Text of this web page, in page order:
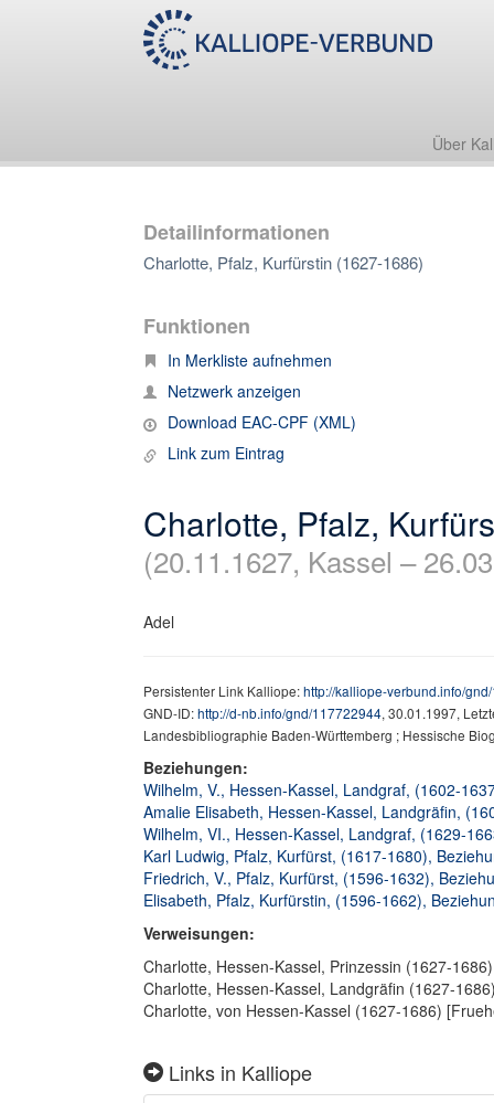
Über
Detailinformationen
Charlotte, Pfalz, Kurfürstin (1627-1686)
Funktionen
In Merkliste aufnehmen
Netzwerk anzeigen
Download EAC-CPF (XML)
Link zum Eintrag
Charlotte, Pfalz,
(20.11.1627, Kassel –
Adel
Persistenter Link Kalliope:http://kalliope-verbund.info/
GND-ID:http://d-nb.info/gnd/117722944, 30.01.1997,
Landesbibliographie Baden-Württemberg ; Hessische
Beziehungen:
Wilhelm, V., Hessen-Kassel, Landgraf, (1602-
Amalie Elisabeth, Hessen-Kassel, Landgräfin,
Wilhelm, VI., Hessen-Kassel, Landgraf, (1629-
Karl Ludwig, Pfalz, Kurfürst, (1617-1680),
Friedrich, V., Pfalz, Kurfürst, (1596-1632),
Elisabeth, Pfalz, Kurfürstin, (1596-1662),
Verweisungen:
Charlotte, Hessen-Kassel, Prinzessin (1627-
Charlotte, Hessen-Kassel, Landgräfin (1627-
Charlotte, von Hessen-Kassel (1627-1686)
Links in Kalliope